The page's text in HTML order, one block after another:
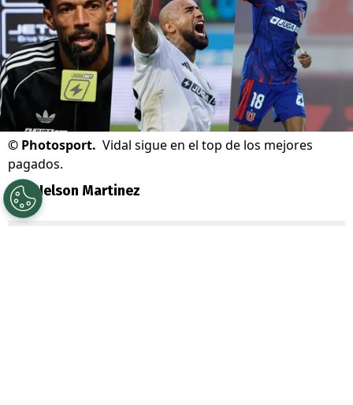
© Photosport. Vidal sigue en el top de los mejores
pagados.
Por Nelson Martinez